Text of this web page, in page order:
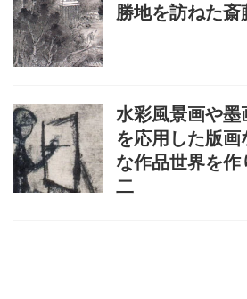
勝地を訪ねた斎
水彩風景画や
を応用した版
な作品世界を
二